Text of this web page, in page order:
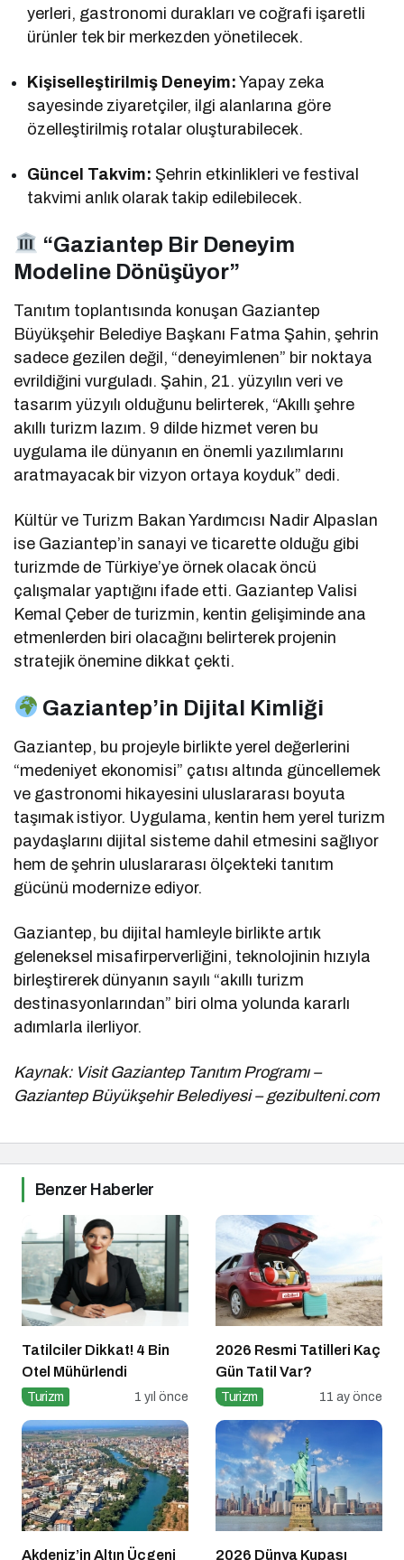
yerleri, gastronomi durakları ve coğrafi işaretli
ürünler tek bir merkezden yönetilecek.
Kişiselleştirilmiş Deneyim: Yapay zeka
sayesinde ziyaretçiler, ilgi alanlarına göre
özelleştirilmiş rotalar oluşturabilecek.
Güncel Takvim: Şehrin etkinlikleri ve festival
takvimi anlık olarak takip edilebilecek.
“Gaziantep Bir Deneyim
Modeline Dönüşüyor”
Tanıtım toplantısında konuşan Gaziantep
Büyükşehir Belediye Başkanı Fatma Şahin, şehrin
sadece gezilen değil, “deneyimlenen” bir noktaya
evrildiğini vurguladı. Şahin, 21. yüzyılın veri ve
tasarım yüzyılı olduğunu belirterek, “Akıllı şehre
akıllı turizm lazım. 9 dilde hizmet veren bu
uygulama ile dünyanın en önemli yazılımlarını
aratmayacak bir vizyon ortaya koyduk” dedi.
Kültür ve Turizm Bakan Yardımcısı Nadir Alpaslan
ise Gaziantep’in sanayi ve ticarette olduğu gibi
turizmde de Türkiye’ye örnek olacak öncü
çalışmalar yaptığını ifade etti. Gaziantep Valisi
Kemal Çeber de turizmin, kentin gelişiminde ana
etmenlerden biri olacağını belirterek projenin
stratejik önemine dikkat çekti.
Gaziantep’in Dijital Kimliği
Gaziantep, bu projeyle birlikte yerel değerlerini
“medeniyet ekonomisi” çatısı altında güncellemek
ve gastronomi hikayesini uluslararası boyuta
taşımak istiyor. Uygulama, kentin hem yerel turizm
paydaşlarını dijital sisteme dahil etmesini sağlıyor
hem de şehrin uluslararası ölçekteki tanıtım
gücünü modernize ediyor.
Gaziantep, bu dijital hamleyle birlikte artık
geleneksel misafirperverliğini, teknolojinin hızıyla
birleştirerek dünyanın sayılı “akıllı turizm
destinasyonlarından” biri olma yolunda kararlı
adımlarla ilerliyor.
Kaynak: Visit Gaziantep Tanıtım Programı –
Gaziantep Büyükşehir Belediyesi – gezibulteni.com
Benzer Haberler
Tatilciler Dikkat! 4 Bin
Otel Mühürlendi
Turizm 1 yıl önce
2026 Resmi Tatilleri Kaç
Gün Tatil Var?
Turizm 11 ay önce
Akdeniz’in Altın Üçgeni
2026 Dünya Kupası